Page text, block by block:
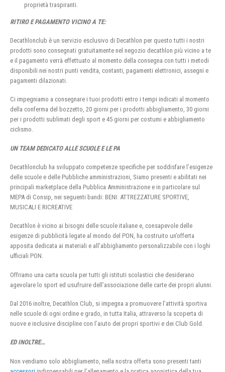
proprietà traspiranti.
RITIRO E PAGAMENTO VICINO A TE:
Decathlonclub è un servizio esclusivo di Decathlon per questo tutti i nostri
prodotti sono consegnati gratuitamente nel negozio decathlon più vicino a te
e il pagamento verrà effettuato al momento della consegna con tutti i metodi
disponibili nei nostri punti vendita, contanti, pagamenti elettronici, assegni e
pagamenti dilazionati.
Ci impegniamo a consegnare i tuoi prodotti entro i tempi indicati al momento
della conferma del bozzetto, 20 giorni per i prodotti abbigliamento, 30 giorni
per i prodotti sublimati degli sport e 45 giorni per costumi e abbigliamento
ciclismo.
UN TEAM DEDICATO ALLE SCUOLE E LE PA
Decathlonclub ha sviluppato competenze specifiche per soddisfare l’esigenze
delle scuole e delle Pubbliche amministrazioni, Siamo presenti e abilitati nei
principali marketplace della Pubblica Amministrazione e in particolare sul
MEPA di Consip, nei seguenti bandi: BENI: ATTREZZATURE SPORTIVE,
MUSICALI E RICREATIVE
Decathlon è vicino ai bisogni delle scuole italiane e, consapevole delle
esigenze di pubblicità legate al mondo del PON, ha costruito un’offerta
apposita dedicata ai materiali e all’abbigliamento personalizzabile con i loghi
ufficiali PON.
Offriamo una carta scuola per tutti gli istituti scolastici che desiderano
agevolare lo sport ed usufruire dell’associazione delle carte dei propri alunni.
Dal 2016 inoltre, Decathlon Club, si impegna a promuovere l’attività sportiva
nelle scuole di ogni ordine e grado, in tutta Italia, attraverso la scoperta di
nuove e inclusive discipline con l’aiuto dei propri sportivi e dei Club Gold.
ED INOLTRE…
Non vendiamo solo abbigliamento, nella nostra offerta sono presenti tanti